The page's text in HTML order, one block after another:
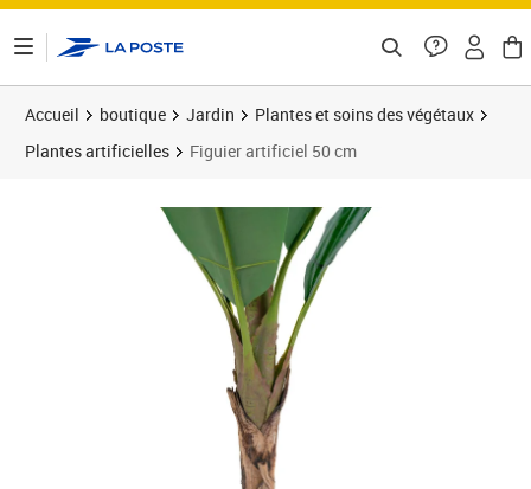
Accueil boutique Jardin
Plantes et soins des végétaux
Plantes artificielles
Figuier artificiel 50 cm